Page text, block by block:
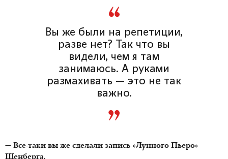
Вы же были на репетиции,
разве нет? Так что вы
видели, чем я там
занимаюсь. А руками
размахивать — это не так
важно.
— Все-таки вы же сделали запись «Лунного Пьеро»
Шенберга.